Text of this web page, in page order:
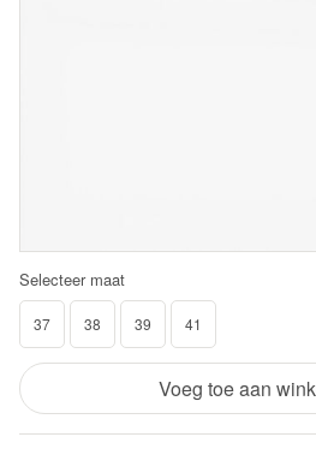
Selecteer maat
37 38 39 41
Voeg toe aan